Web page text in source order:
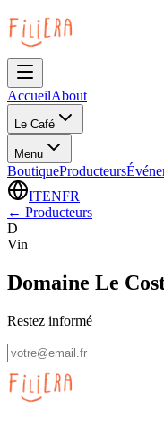
AccueilAbout
Le Café
Menu
BoutiqueProducteurs
ITENFR
← Producteurs
D
Vin
Domaine Le
Restez informé